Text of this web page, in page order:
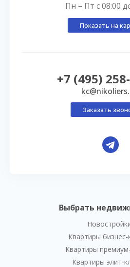
Выбрать
Квартиры бизнес-
Квартиры
Квартиры элит-
Пн – Пт с 08:00
Показать на
+7 (495)
Заказать